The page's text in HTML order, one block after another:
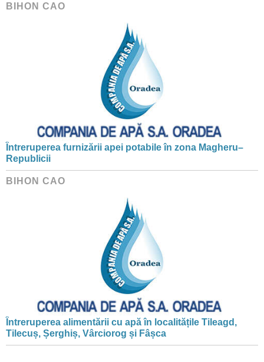
BIHON CAO
Întreruperea furnizării apei potabile în zona Magheru–
Republicii
BIHON CAO
Întreruperea alimentării cu apă în localitățile Tileagd,
Tilecuș, Șerghiș, Vârciorog și Fâșca